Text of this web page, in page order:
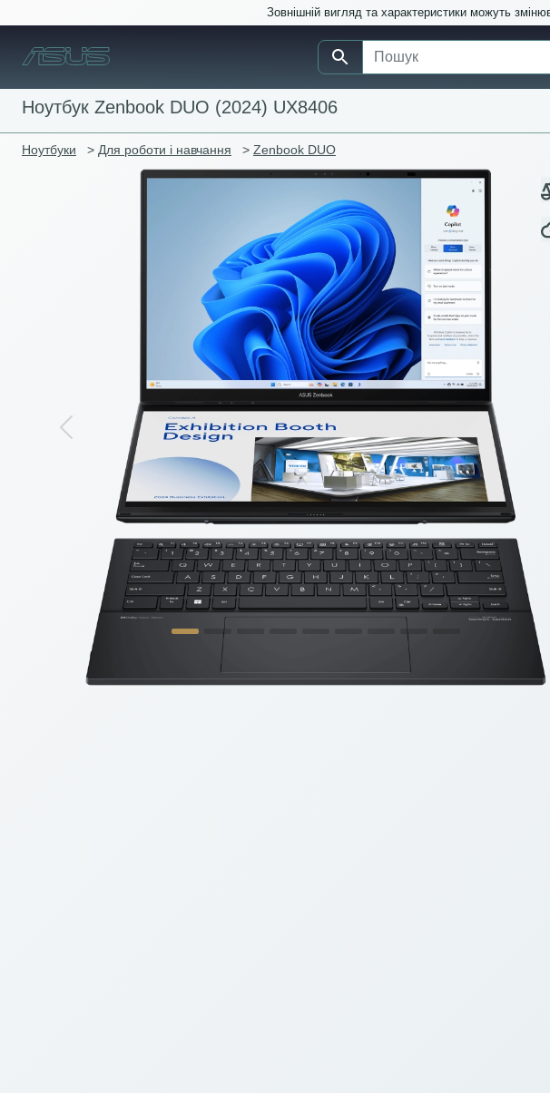
Зовнішній вигляд та характеристики можуть
Ноутбук Zenbook DUO (2024) UX8406
Ноутбуки > Для роботи і навчання > Zenbook DUO
Previous